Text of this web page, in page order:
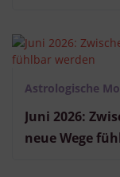
Juni 2026:
neue Wege
Astrologische